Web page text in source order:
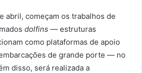
abril, começam os trabalhos de
dolfins — estruturas
como plataformas de apoio
de grande porte — no
disso, será realizada a